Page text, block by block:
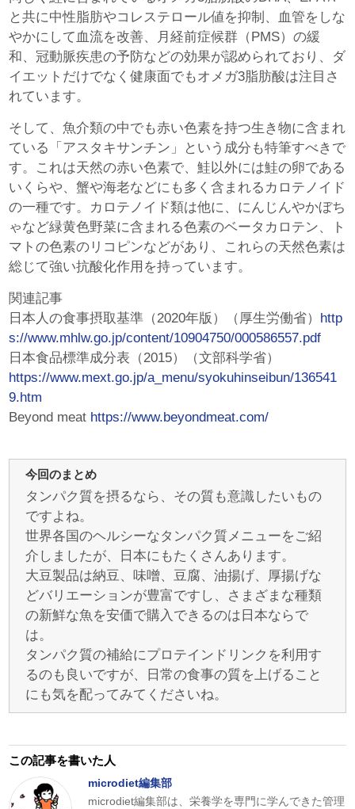
と共に中性脂肪やコレステロール値を抑制、血管をしな
やかにして血流を改善、月経前症候群（PMS）の緩
和、冠動脈疾患の予防などの効果が認められており、ダ
イエットだけでなく健康面でもオメガ3脂肪酸は注目さ
れています。
そして、魚介類の中でも赤い色素を持つ生き物に含まれ
ている「アスタキサンチン」という成分も特筆すべきで
す。これは天然の赤い色素で、鮭以外には鮭の卵である
いくらや、蟹や海老などにも多く含まれるカロテノイド
の一種です。カロテノイド類は他に、にんじんやかぼち
ゃなど緑黄色野菜に含まれる色素のベータカロテン、ト
マトの色素のリコピンなどがあり、これらの天然色素は
総じて強い抗酸化作用を持っています。
関連記事
日本人の食事摂取基準（2020年版）（厚生労働省） http
s://www.mhlw.go.jp/content/10904750/000586557.pdf
日本食品標準成分表（2015）（文部科学省）
https://www.mext.go.jp/a_menu/syokuhinseibun/136541
9.htm
Beyond meat https://www.beyondmeat.com/
今回のまとめ
タンパク質を摂るなら、その質も意識したいもの
ですよね。
世界各国のヘルシーなタンパク質メニューをご紹
介しましたが、日本にもたくさんあります。
大豆製品は納豆、味噌、豆腐、油揚げ、厚揚げな
どバリエーションが豊富ですし、さまざまな種類
の新鮮な魚を安価で購入できるのは日本ならで
は。
タンパク質の補給にプロテインドリンクを利用す
るのも良いですが、日常の食事の質を上げること
にも気を配ってみてくださいね。
この記事を書いた人
microdiet編集部
microdiet編集部は、栄養学を専門に学んできた管理